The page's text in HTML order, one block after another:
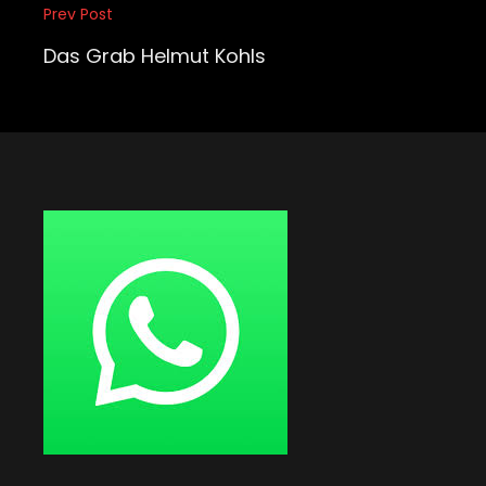
Beitragsnavigation
Previous
Post
Prev Post
Das Grab Helmut Kohls